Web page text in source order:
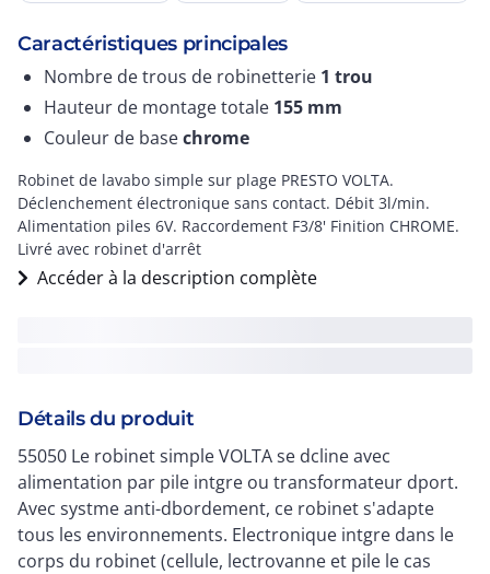
Caractéristiques principales
Nombre de trous de robinetterie 1 trou
Hauteur de montage totale 155 mm
Couleur de basechrome
Robinet de lavabo simple sur plage PRESTO VOLTA.
Déclenchement électronique sans contact. Débit 3l/min.
Alimentation piles 6V. Raccordement F3/8' Finition CHROME.
Livré avec robinet d'arrêt
Accéder à la description complète
Détails du produit
55050 Le robinet simple VOLTA se dcline avec
alimentation par pile intgre ou transformateur dport.
Avec systme anti-dbordement, ce robinet s'adapte
tous les environnements. Electronique intgre dans le
corps du robinet (cellule, lectrovanne et pile le cas